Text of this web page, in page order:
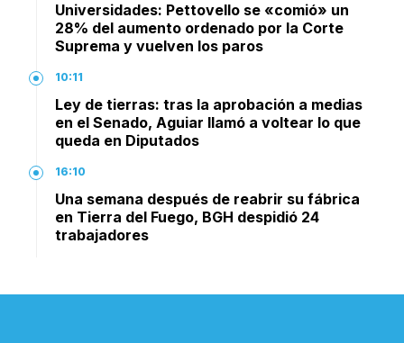
Universidades: Pettovello se «comió» un
28% del aumento ordenado por la Corte
Suprema y vuelven los paros
10:11
Ley de tierras: tras la aprobación a medias
en el Senado, Aguiar llamó a voltear lo que
queda en Diputados
16:10
Una semana después de reabrir su fábrica
en Tierra del Fuego, BGH despidió 24
trabajadores